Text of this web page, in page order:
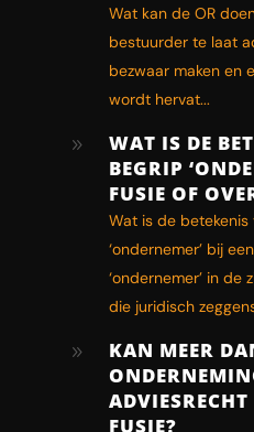
Wat kan de OR
bestuurder te laat
bezwaar maken en
wordt hervat...
9
WAT IS DE
BEGRIP
FUSIE OF
Wat is de
‘ondernemer’ bij
‘ondernemer’ in de
die juridisch
9
KAN MEER
ADVIESRECHT
FUSIE?